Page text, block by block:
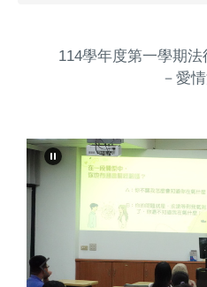
114學年度第一學期
－愛